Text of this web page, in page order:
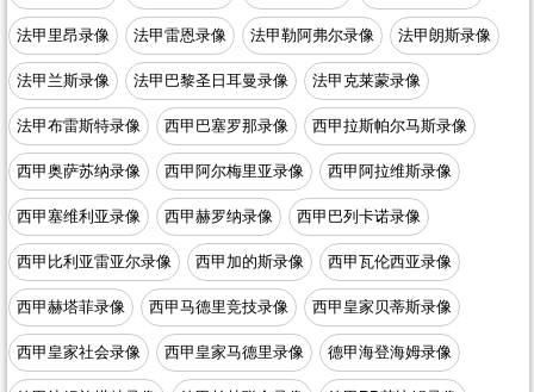
法甲里昂录像 法甲雷恩录像 法甲勒阿弗尔录像 法甲朗斯录像
法甲兰斯录像 法甲巴黎圣日耳曼录像 法甲克莱蒙录像
法甲布雷斯特录像 西甲巴塞罗那录像 西甲拉斯帕尔马斯录像
西甲奥萨苏纳录像 西甲阿尔梅里亚录像 西甲阿拉维斯录像
西甲塞维利亚录像 西甲赫罗纳录像 西甲巴列卡诺录像
西甲比利亚雷亚尔录像 西甲加的斯录像 西甲瓦伦西亚录像
西甲赫塔菲录像 西甲马德里竞技录像 西甲皇家贝蒂斯录像
西甲皇家社会录像 西甲皇家马德里录像 德甲海登海姆录像